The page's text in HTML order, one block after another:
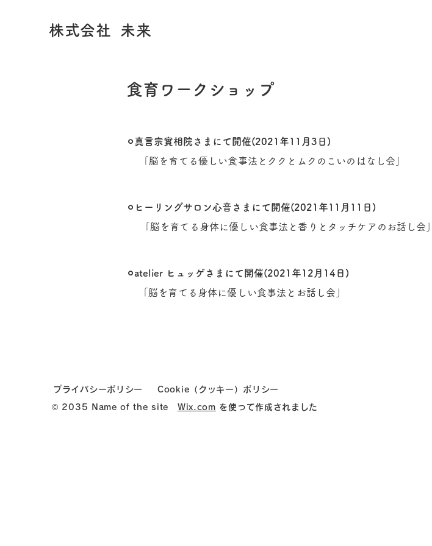
株式会社 未来
食育ワークショップ
⚪︎真言宗實相院さまにて開催(2021年11月3日)
「脳を育てる優しい食事法とククとムクのこいのはなし会」
⚪︎ヒーリングサロン心音さまにて開催(2021年11月11日)
​「脳を育てる身体に優しい食事法と香りとタッチケアのお話し会」
⚪︎atelier ヒュッゲさまにて開催(2021年12月14日)
「脳を育てる身体に優しい食事法とお話し会」
プライバシーポリシー Cookie（クッキー）ポリシー
© 2035 Name of the site Wix.com を使って作成されました